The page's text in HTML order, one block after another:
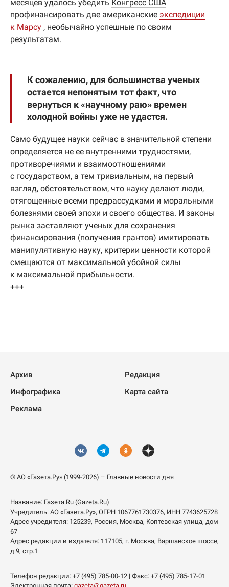
месяцев удалось убедить Конгресс США
профинансировать две американские экспедиции
к Марсу , необычайно успешные по своим
результатам.
К сожалению, для большинства ученых
остается непонятым тот факт, что
вернуться к «научному раю» времен
холодной войны уже не удастся.
Само будущее науки сейчас в значительной степени
определяется не ее внутренними трудностями,
противоречиями и взаимоотношениями
с государством, а тем тривиальным, на первый
взгляд, обстоятельством, что науку делают люди,
отягощенные всеми предрассудками и моральными
болезнями своей эпохи и своего общества. И законы
рынка заставляют ученых для сохранения
финансирования (получения грантов) имитировать
манипулятивную науку, критерии ценности которой
смещаются от максимальной убойной силы
к максимальной прибыльности.
+++
Архив
Редакция
Инфографика
Карта сайта
Реклама
© АО «Газета.Ру» (1999-2026) – Главные новости дня
Название: Газета.Ru (Gazeta.Ru)
Учредитель: АО «Газета.Ру», ОГРН 1067761730376, ИНН 7743625728
Адрес учредителя: 125239, Россия, Москва, Коптевская улица, дом
67
Адрес редакции и издателя: 117105, г. Москва, Варшавское шоссе,
д.9, стр.1
Телефон редакции: +7 (495) 785-00-12 | Факс: +7 (495) 785-17-01